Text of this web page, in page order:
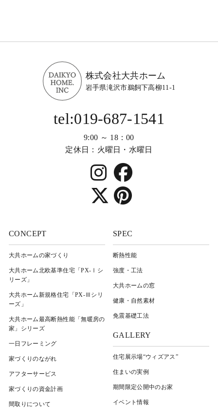
株式会社大共ホーム
岩手県滝沢市鵜飼下高柳11-1
tel:019-687-1541
9:00 ～ 18：00
定休日：火曜日・水曜日
CONCEPT
大共ホームの家づくり
大共ホーム北欧基準住宅「PX-Ⅰシ
リーズ」
大共ホーム新規格住宅「PX-Ⅲシリ
ーズ」
大共ホーム最高断熱性能「無暖房の
家」シリーズ
一日フレーミング
家づくりのながれ
アフターサービス
家づくりの資金計画
間取りについて
SPEC
断熱性能
強度・工法
大共ホームの窓
健康・自然素材
免震基礎工法
GALLERY
住宅展示場“ウィズアス”
住まいの実例
期間限定公開中のお家
イベント情報